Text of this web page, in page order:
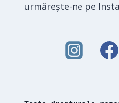
urmărește-ne pe